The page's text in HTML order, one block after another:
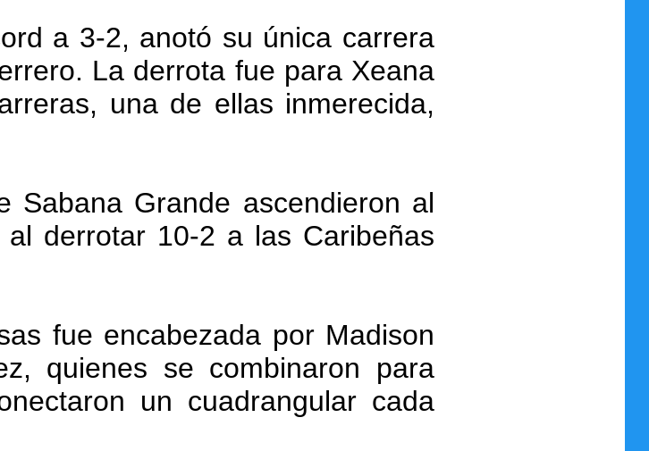
a 3-2, anotó su única carrera
La derrota fue para Xeana
una de ellas inmerecida,
Sabana Grande ascendieron al
derrotar 10-2 a las Caribeñas
fue encabezada por Madison
quienes se combinaron para
un cuadrangular cada